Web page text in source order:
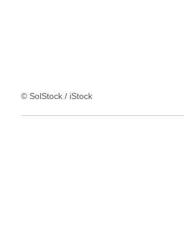
© SolStock / iStock